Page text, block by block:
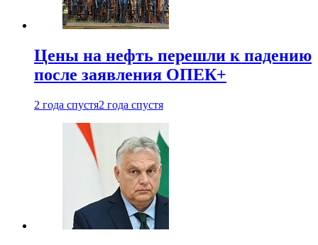
Цены на нефть перешли к падению
после заявления ОПЕК+
2 года спустя2 года спустя